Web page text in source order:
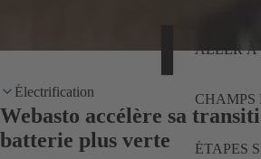
ALLER À
CHAMPS
ÉTAPES
Électrification
Webasto accélère sa
batterie plus verte